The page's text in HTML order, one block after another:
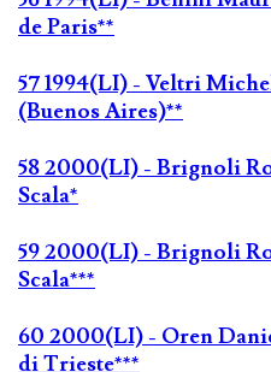
de Paris**
57 1994(LI) - Veltri
(Buenos Aires)**
58 2000(LI) - Brignoli
Scala*
59 2000(LI) - Brignoli
Scala***
60 2000(LI) - Oren
di Trieste***